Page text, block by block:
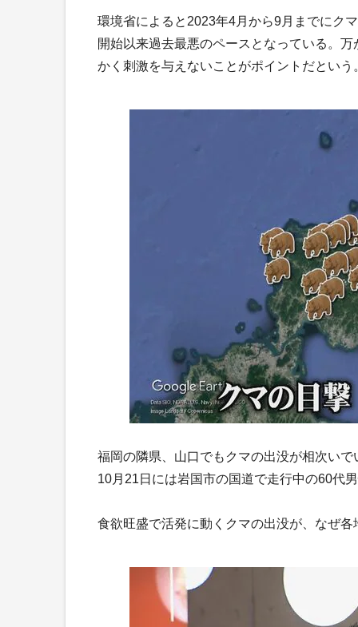
環境省によると2023年4月から9月までにク
開始以来過去最悪のペースとなっている。
かく刺激を与えないことがポイントだという
福岡の隣県、山口でもクマの出没が相次い
10月21日には岩国市の国道で走行中の60代
食欲旺盛で活発に動くクマの出没が、なぜ